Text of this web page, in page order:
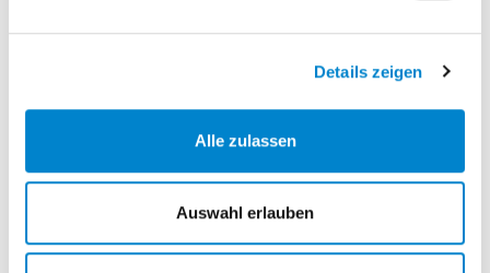
Details zeigen
Alle zulassen
Auswahl erlauben
Kante und Schmalfläche
Einlage